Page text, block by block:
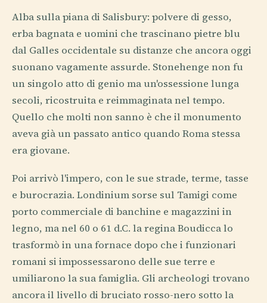
Alba sulla piana di Salisbury: polvere di gesso,
erba bagnata e uomini che trascinano pietre blu
dal Galles occidentale su distanze che ancora oggi
suonano vagamente assurde. Stonehenge non fu
un singolo atto di genio ma un'ossessione lunga
secoli, ricostruita e reimmaginata nel tempo.
Quello che molti non sanno è che il monumento
aveva già un passato antico quando Roma stessa
era giovane.
Poi arrivò l'impero, con le sue strade, terme, tasse
e burocrazia. Londinium sorse sul Tamigi come
porto commerciale di banchine e magazzini in
legno, ma nel 60 o 61 d.C. la regina Boudicca lo
trasformò in una fornace dopo che i funzionari
romani si impossessarono delle sue terre e
umiliarono la sua famiglia. Gli archeologi trovano
ancora il livello di bruciato rosso-nero sotto la